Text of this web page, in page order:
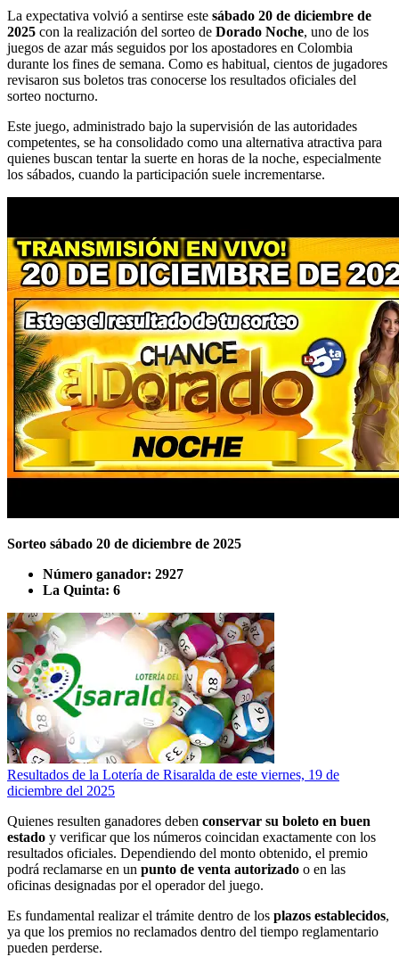
La expectativa volvió a sentirse este sábado 20 de diciembre de
2025 con la realización del sorteo de Dorado Noche, uno de los
juegos de azar más seguidos por los apostadores en Colombia
durante los fines de semana. Como es habitual, cientos de jugadores
revisaron sus boletos tras conocerse los resultados oficiales del
sorteo nocturno.
Este juego, administrado bajo la supervisión de las autoridades
competentes, se ha consolidado como una alternativa atractiva para
quienes buscan tentar la suerte en horas de la noche, especialmente
los sábados, cuando la participación suele incrementarse.
Sorteo sábado 20 de diciembre de 2025
Número ganador: 2927
La Quinta: 6
Resultados de la Lotería de Risaralda de este viernes, 19 de
diciembre del 2025
Quienes resulten ganadores deben conservar su boleto en buen
estado y verificar que los números coincidan exactamente con los
resultados oficiales. Dependiendo del monto obtenido, el premio
podrá reclamarse en un punto de venta autorizado o en las
oficinas designadas por el operador del juego.
Es fundamental realizar el trámite dentro de los plazos establecidos,
ya que los premios no reclamados dentro del tiempo reglamentario
pueden perderse.